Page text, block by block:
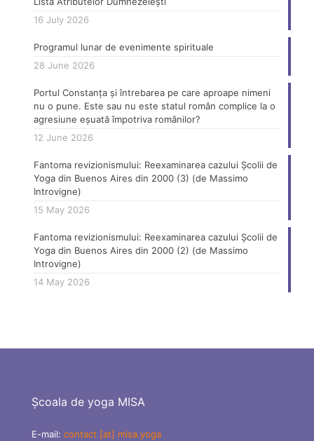
16 July 2026
Programul lunar de evenimente spirituale
28 June 2026
Portul Constanța și întrebarea pe care aproape nimeni
nu o pune. Este sau nu este statul român complice la o
agresiune eșuată împotriva românilor?
12 June 2026
Fantoma revizionismului: Reexaminarea cazului Școlii de
Yoga din Buenos Aires din 2000 (3) (de Massimo
Introvigne)
15 May 2026
Fantoma revizionismului: Reexaminarea cazului Școlii de
Yoga din Buenos Aires din 2000 (2) (de Massimo
Introvigne)
14 May 2026
Școala de yoga MISA
E-mail: contact [at] misa.yoga